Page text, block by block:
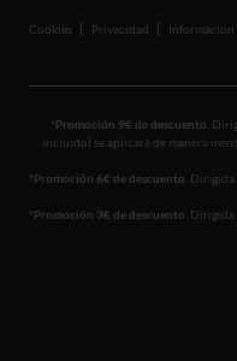
Cookies Privacidad Información
*Promoción 9€ de descuento.
incluido) se aplicará de manera
*Promoción 6€ de descuento. Dirigida
*Promoción 3€ de descuento. Dirigida